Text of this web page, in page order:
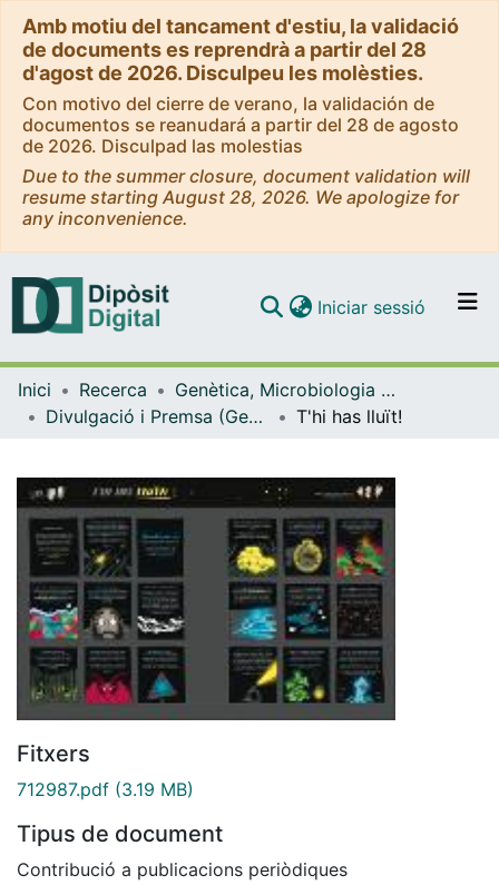
Amb motiu del tancament d'estiu, la validació
de documents es reprendrà a partir del 28
d'agost de 2026. Disculpeu les molèsties.
Con motivo del cierre de verano, la validación de
documentos se reanudará a partir del 28 de agosto
de 2026. Disculpad las molestias
Due to the summer closure, document validation will
resume starting August 28, 2026. We apologize for
any inconvenience.
Navega per tot el DD
Contacte
Iniciar sessió (current)
Inici Recerca
Genètica, Microbiologia i Estadística
Divulgació i Premsa (Genètica, Microbiologia i Estadística)
T'hi has lluït!
Fitxers
712987.pdf (3.19 MB)
Tipus de document
Contribució a publicacions periòdiques